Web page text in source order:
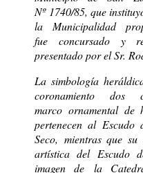
Nº 1740/85, que
la Municipalidad
fue concursado y
presentado por el Sr.
La simbología
coronamiento
marco ornamental de
pertenecen al
Seco, mientras que
artística del Escudo
imagen de la